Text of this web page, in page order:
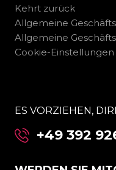
Kehrt zurück
Allgemeine
Allgemeine
Cookie-Einstellungen
ES VORZIEHEN,
+49 392